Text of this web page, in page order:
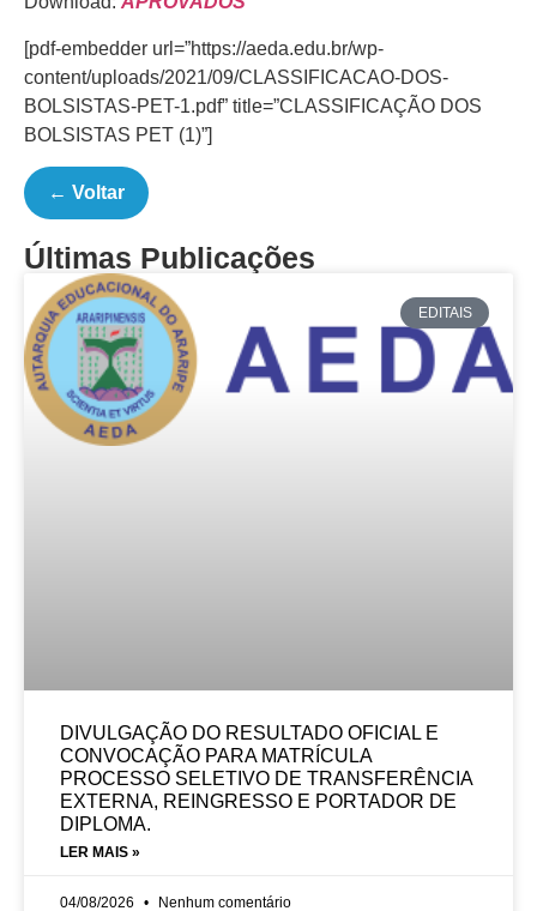
[pdf-embedder url=”https://aeda.edu.br/wp-
content/uploads/2021/09/CLASSIFICACAO-DOS-
BOLSISTAS-PET-1.pdf” title=”CLASSIFICAÇÃO DOS
BOLSISTAS PET (1)”]
← Voltar
Últimas Publicações
EDITAIS
DIVULGAÇÃO DO RESULTADO OFICIAL E
CONVOCAÇÃO PARA MATRÍCULA
PROCESSO SELETIVO DE TRANSFERÊNCIA
EXTERNA, REINGRESSO E PORTADOR DE
DIPLOMA.
LER MAIS »
04/08/2026 Nenhum comentário